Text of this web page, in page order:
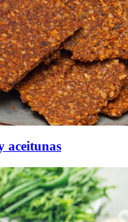
aceitunas